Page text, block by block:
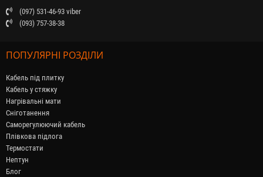
(097) 531-46-93 viber
(093) 757-38-38
ПОПУЛЯРНІ РОЗДІЛИ
Кабель під плитку
Кабель у стяжку
Нагрівальні мати
Сніготанення
Саморегулюючий кабель
Плівкова підлога
Термостати
Нептун
Блог